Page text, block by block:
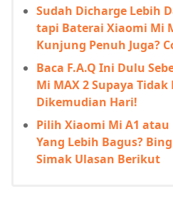
Sudah Dicharge Lebih
tapi Baterai Xiaomi Mi
Kunjung Penuh Juga?
Baca F.A.Q Ini Dulu
Mi MAX 2 Supaya Tidak
Dikemudian Hari!
Pilih Xiaomi Mi A1 atau
Yang Lebih Bagus?
Simak Ulasan Berikut